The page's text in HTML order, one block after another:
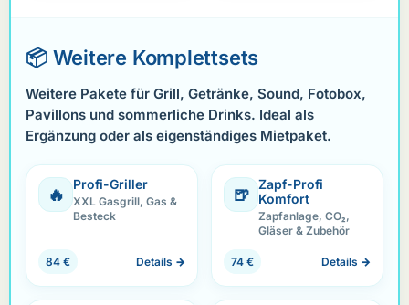
📦 Weitere Komplettsets
Weitere Pakete für Grill, Getränke, Sound, Fotobox,
Pavillons und sommerliche Drinks. Ideal als
Ergänzung oder als eigenständiges Mietpaket.
🔥 Profi-Griller
XXL Gasgrill, Gas &
Besteck
84 € Details →
🍺 Zapf-Profi
Komfort
Zapfanlage, CO₂,
Gläser & Zubehör
74 € Details →